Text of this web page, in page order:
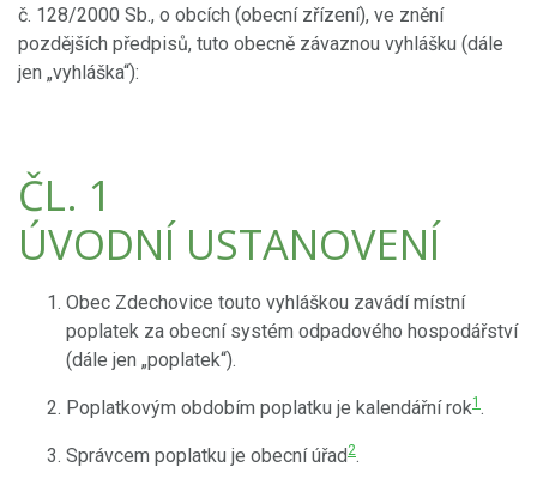
č. 128/2000 Sb., o obcích (obecní zřízení), ve znění
pozdějších předpisů, tuto obecně závaznou vyhlášku (dále
jen „vyhláška“):
ČL. 1
ÚVODNÍ USTANOVENÍ
Obec Zdechovice touto vyhláškou zavádí místní
poplatek za obecní systém odpadového hospodářství
(dále jen „poplatek“).
Poplatkovým obdobím poplatku je kalendářní rok1 .
Správcem poplatku je obecní úřad 2.